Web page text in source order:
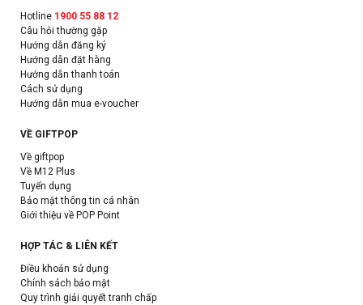
Hotline 1900 55 88 12
Câu hỏi thường gặp
Hướng dẫn đăng ký
Hướng dẫn đặt hàng
Hướng dẫn thanh toán
Cách sử dụng
Hướng dẫn mua e-voucher
VỀ GIFTPOP
Về giftpop
Về M12 Plus
Tuyển dụng
Bảo mật thông tin cá nhân
Giới thiệu về POP Point
HỢP TÁC & LIÊN KẾT
Điều khoản sử dụng
Chính sách bảo mật
Quy trình giải quyết tranh chấp